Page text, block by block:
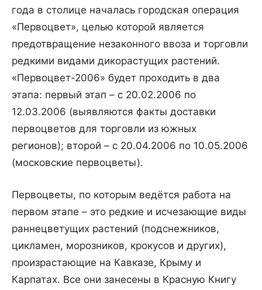
года в столице началась городская операция
«Первоцвет», целью которой является
предотвращение незаконного ввоза и торговли
редкими видами дикорастущих растений.
«Первоцвет-2006» будет проходить в два
этапа: первый этап – с 20.02.2006 по
12.03.2006 (выявляются факты доставки
первоцветов для торговли из южных
регионов); второй – с 20.04.2006 по 10.05.2006
(московские первоцветы).
Первоцветы, по которым ведётся работа на
первом этапе – это редкие и исчезающие виды
раннецветущих растений (подснежников,
цикламен, морозников, крокусов и других),
произрастающие на Кавказе, Крыму и
Карпатах. Все они занесены в Красную Книгу